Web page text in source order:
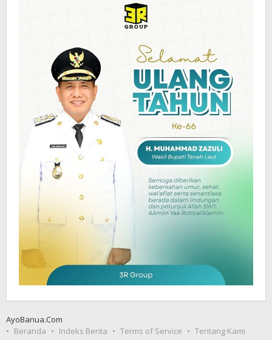
AyoBanua.Com
Beranda
Indeks Berita Terms of Service Tentang Kami